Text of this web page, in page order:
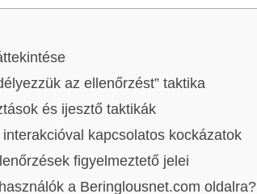
az ellenőrzést” taktika
és ijesztő taktikák
kapcsolatos kockázatok
figyelmeztető jelei
a Beringlousnet.com oldalra?